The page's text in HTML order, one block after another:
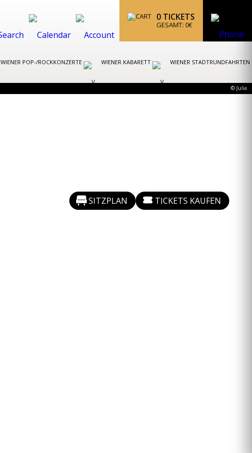
0 TICKETS
GESAMT: 0€
WIENER POP-/ROCKKONZERTE WIENER KABARETT WIENER STADTRUNDFAHRTEN
© Julia
SITZPLAN TICKETS KAUFEN